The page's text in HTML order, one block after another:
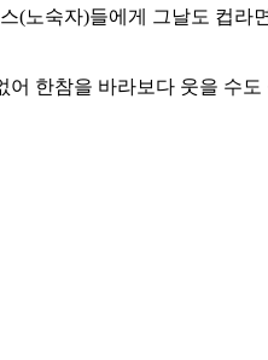
(노숙자)들에게 그날도 컵
한참을 바라보다 웃을 수